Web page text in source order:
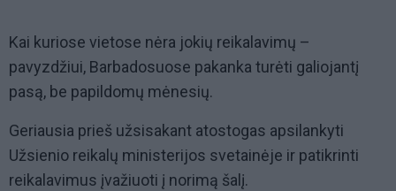
Kai kuriose vietose nėra jokių reikalavimų –
pavyzdžiui, Barbadosuose pakanka turėti galiojantį
pasą, be papildomų mėnesių.
Geriausia prieš užsisakant atostogas apsilankyti
Užsienio reikalų ministerijos svetainėje ir patikrinti
reikalavimus įvažiuoti į norimą šalį.